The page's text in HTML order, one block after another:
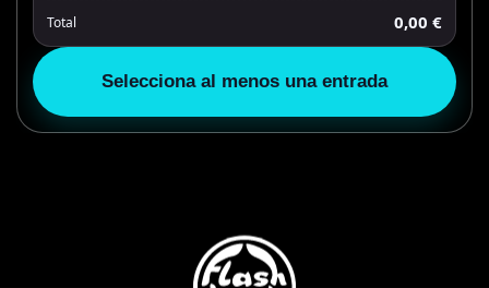
Total 0,00 €
Selecciona al menos una entrada